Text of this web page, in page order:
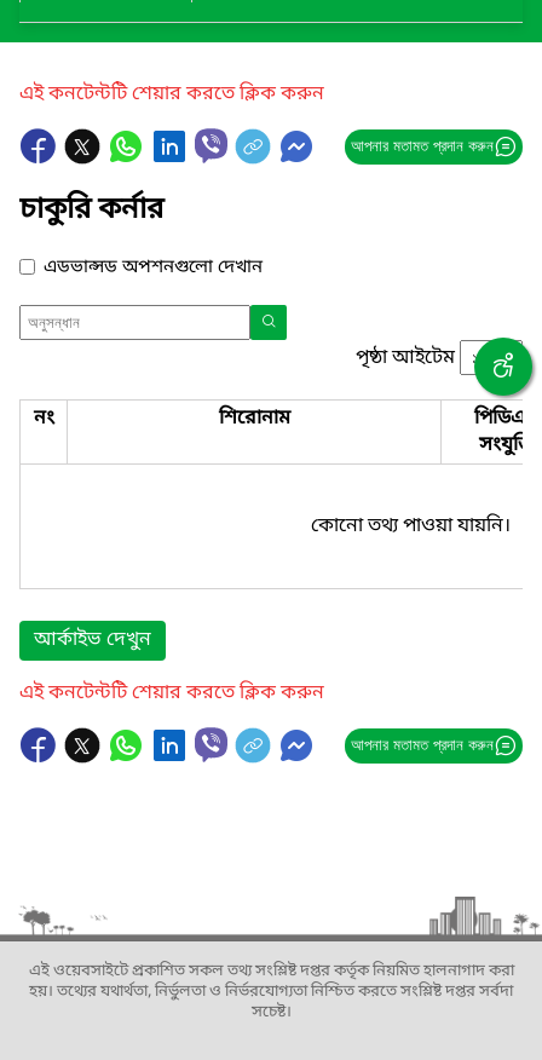
এই কনটেন্টটি শেয়ার করতে ক্লিক করুন
আপনার মতামত প্রদান করুন
চাকুরি কর্নার
এডভান্সড অপশনগুলো দেখান
পৃষ্ঠা আইটেম
নং শিরোনাম
পিডিএফ
সংযুক্তি
কোনো তথ্য পাওয়া যায়নি।
আর্কাইভ দেখুন
এই কনটেন্টটি শেয়ার করতে ক্লিক করুন
আপনার মতামত প্রদান করুন
এই ওয়েবসাইটে প্রকাশিত সকল তথ্য সংশ্লিষ্ট দপ্তর কর্তৃক নিয়মিত হালনাগাদ করা
হয়। তথ্যের যথার্থতা, নির্ভুলতা ও নির্ভরযোগ্যতা নিশ্চিত করতে সংশ্লিষ্ট দপ্তর সর্বদা
সচেষ্ট।